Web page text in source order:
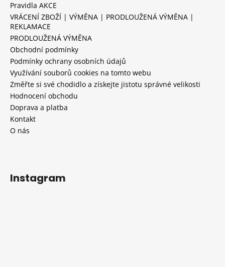
Pravidla AKCE
VRÁCENÍ ZBOŽÍ | VÝMĚNA | PRODLOUŽENÁ VÝMĚNA |
REKLAMACE
PRODLOUŽENÁ VÝMĚNA
Obchodní podmínky
Podmínky ochrany osobních údajů
Využívání souborů cookies na tomto webu
Změřte si své chodidlo a získejte jistotu správné velikosti
Hodnocení obchodu
Doprava a platba
Kontakt
O nás
Instagram